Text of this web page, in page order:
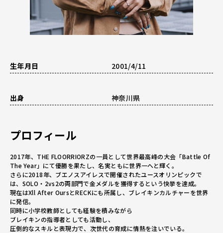
生年月日 2001/4/11
出身 神奈川県
プロフィール
2017年、THE FLOORRIORZの一員として世界最高峰の大会「Battle Of
The Year」にて優勝を果たし、名実ともに世界一へと輝く。
さらに2018年、ブエノスアイレスで開催されたユースオリンピックで
は、SOLO・2vs2の両部門で金メダルを獲得するという快挙を達成。
現在はXll After OursとRECKにも所属し、ブレイキンカルチャーを世界
に発信。
同時に小学校教師としても経験を積みながら
ブレイキンの指導者としても活動し、
圧倒的なスキルと表現力で、次世代の育成に情熱を注いでいる。